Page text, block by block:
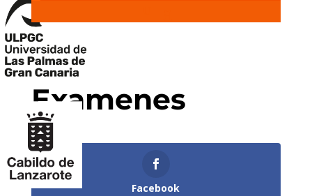
Examenes
Facebook